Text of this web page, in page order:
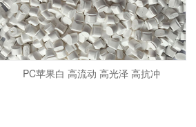
PC苹果白 高流动 高光泽 高抗冲